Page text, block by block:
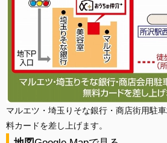
マルエツ・埼玉りそな銀行・商店街用駐
料カードを差し上げます。